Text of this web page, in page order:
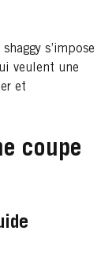
s’impose
veulent une
et
coupe